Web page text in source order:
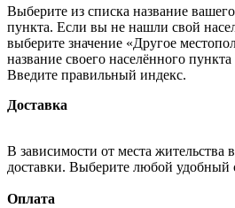
Выберите из списка название
пункта. Если вы не нашли свой
выберите значение «Другое
название своего населённого
Введите правильный индекс.
Доставка
В зависимости от места жительства
доставки. Выберите любой удобный
Оплата